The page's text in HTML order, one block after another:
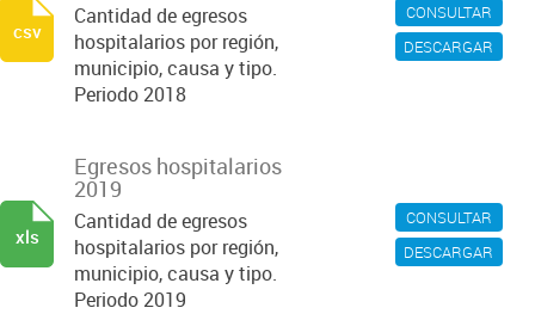
CONSULTAR
DESCARGAR
Cantidad de egresos
hospitalarios por región,
municipio, causa y tipo.
Periodo 2018
csv
CONSULTAR
DESCARGAR
Egresos hospitalarios
2019
Cantidad de egresos
hospitalarios por región,
municipio, causa y tipo.
Periodo 2019
xls